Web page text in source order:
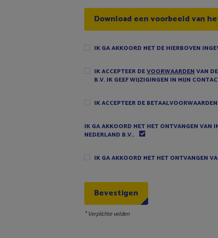
Download een voorbeeld van
IK GA AKKOORD MET DE HIERBOVEN
IK ACCEPTEER DEVOORWAARDEN VAN
B.V. IK GEEF WIJZIGINGEN IN MIJN
IK ACCEPTEER DE
IK GA AKKOORD MET HET ONTVANGEN VAN
NEDERLAND B.V..
IK GA AKKOORD MET HET ONTVANGEN
* Verplichte velden